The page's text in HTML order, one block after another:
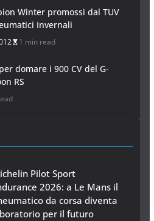
Winter promossi dal TUV
Invernali
1 min read
domare i 900 CV del G-
RS
Pilot Sport
2026: a Le Mans il
da corsa diventa
per il futuro